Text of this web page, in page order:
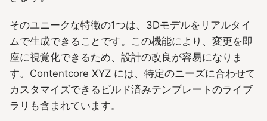
そのユニークな特徴の1つは、3Dモデルをリアルタイ
ムで生成できることです。この機能により、変更を即
座に視覚化できるため、設計の改良が容易になりま
す。Contentcore XYZ には、特定のニーズに合わせて
カスタマイズできるビルド済みテンプレートのライブ
ラリも含まれています。